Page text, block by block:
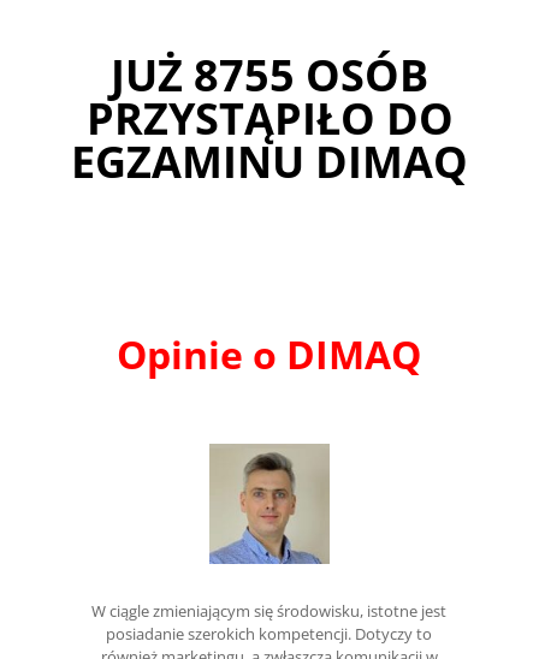
JUŻ 8755 OSÓB
PRZYSTĄPIŁO DO
EGZAMINU DIMAQ
Opinie o DIMAQ
W ciągle zmieniającym się środowisku, istotne jest
posiadanie szerokich kompetencji. Dotyczy to